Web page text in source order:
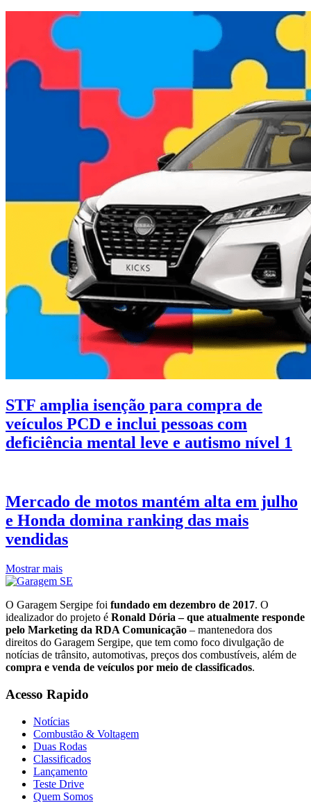
STF amplia isenção para compra de
veículos PCD e inclui pessoas com
deficiência mental leve e autismo nível 1
Mercado de motos mantém alta em julho
e Honda domina ranking das mais
vendidas
Mostrar mais
O Garagem Sergipe foi fundado em dezembro de 2017. O
idealizador do projeto é Ronald Dória – que atualmente responde
pelo Marketing da RDA Comunicação – mantenedora dos
direitos do Garagem Sergipe, que tem como foco divulgação de
notícias de trânsito, automotivas, preços dos combustíveis, além de
compra e venda de veículos por meio de classificados.
Acesso Rapido
Notícias
Combustão & Voltagem
Duas Rodas
Classificados
Lançamento
Teste Drive
Quem Somos